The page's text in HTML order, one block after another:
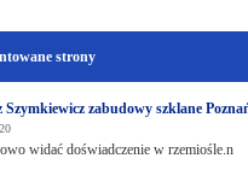
strony
zabudowy szklane
widać doświadczenie w rzemiośle.n